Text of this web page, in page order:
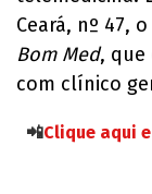
Ceará, nº 47,
Bom Med, que
com clínico
📲Clique aqui